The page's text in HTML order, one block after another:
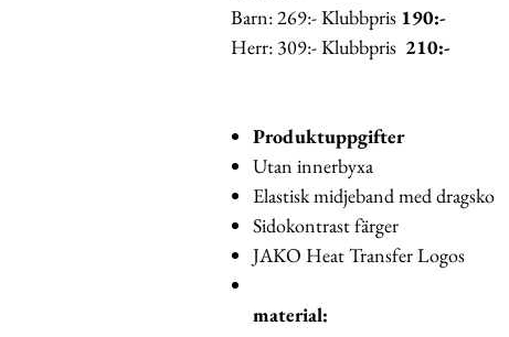
Barn: 269:- Klubbpris 190:-
Herr: 309:- Klubbpris 210:-
Produktuppgifter
Utan innerbyxa
Elastisk midjeband med dragsko
Sidokontrast färger
JAKO Heat Transfer Logos
material: